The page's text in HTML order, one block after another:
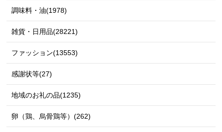
調味料・油(1978)
雑貨・日用品(28221)
ファッション(13553)
感謝状等(27)
地域のお礼の品(1235)
卵（鶏、烏骨鶏等）(262)